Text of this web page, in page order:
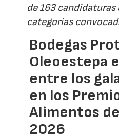
de 163 candidaturas
categorías
Bodegas
Oleoestepa
entre los
en los
Alimentos
2026